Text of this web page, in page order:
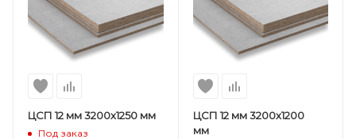
ЦСП 12 мм 3200х1250 мм
Под заказ
ЦСП 12 мм 3200х1200
мм